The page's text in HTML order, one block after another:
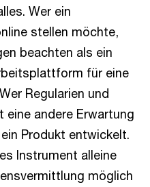
Wer ein
stellen möchte,
beachten als ein
für eine
Regularien und
andere Erwartung
Produkt entwickelt.
Instrument alleine
möglich